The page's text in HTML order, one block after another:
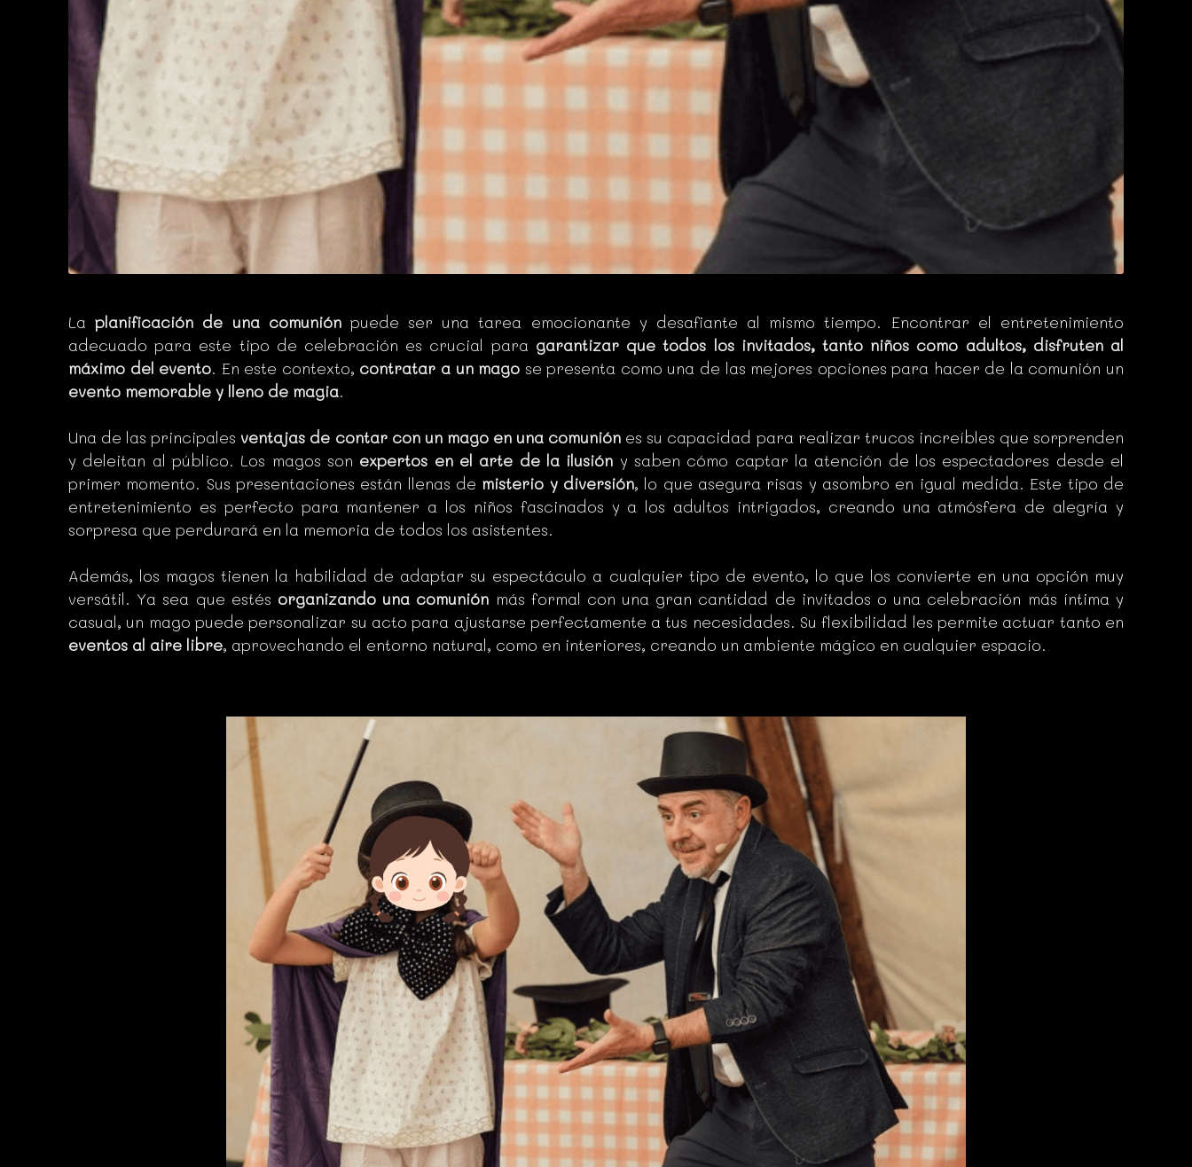
Laplanificación de una comuniónpuede ser una tarea emocionante y desafiante al mismo tiempo. Encontrar el entretenimiento
adecuado para este tipo de celebración es crucial para garantizar que todos los invitados, tanto niños como adultos, disfruten al
máximo del evento. En este contexto, contratar a un mago se presenta como una de las mejores opciones para hacer de la comunión un
evento memorable y lleno de magia.
Una de las principales ventajas de contar con un mago en una comunión es su capacidad para realizar trucos increíbles que sorprenden
y deleitan al público. Los magos son expertos en el arte de la ilusión y saben cómo captar la atención de los espectadores desde el
primer momento. Sus presentaciones están llenas de misterio y diversión, lo que asegura risas y asombro en igual medida. Este tipo de
entretenimiento es perfecto para mantener a los niños fascinados y a los adultos intrigados, creando una atmósfera de alegría y
sorpresa que perdurará en la memoria de todos los asistentes.
Además, los magos tienen la habilidad de adaptar su espectáculo a cualquier tipo de evento, lo que los convierte en una opción muy
versátil. Ya sea que estés organizando una comunión más formal con una gran cantidad de invitados o una celebración más íntima y
casual, un mago puede personalizar su acto para ajustarse perfectamente a tus necesidades. Su flexibilidad les permite actuar tanto en
eventos al aire libre, aprovechando el entorno natural, como en interiores, creando un ambiente mágico en cualquier espacio.